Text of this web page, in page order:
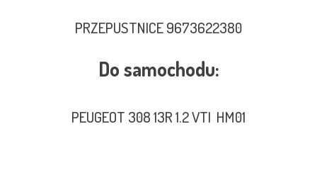
PRZEPUSTNICE 9673622380
Do samochodu:
PEUGEOT 308 13R 1.2 VTI HM01